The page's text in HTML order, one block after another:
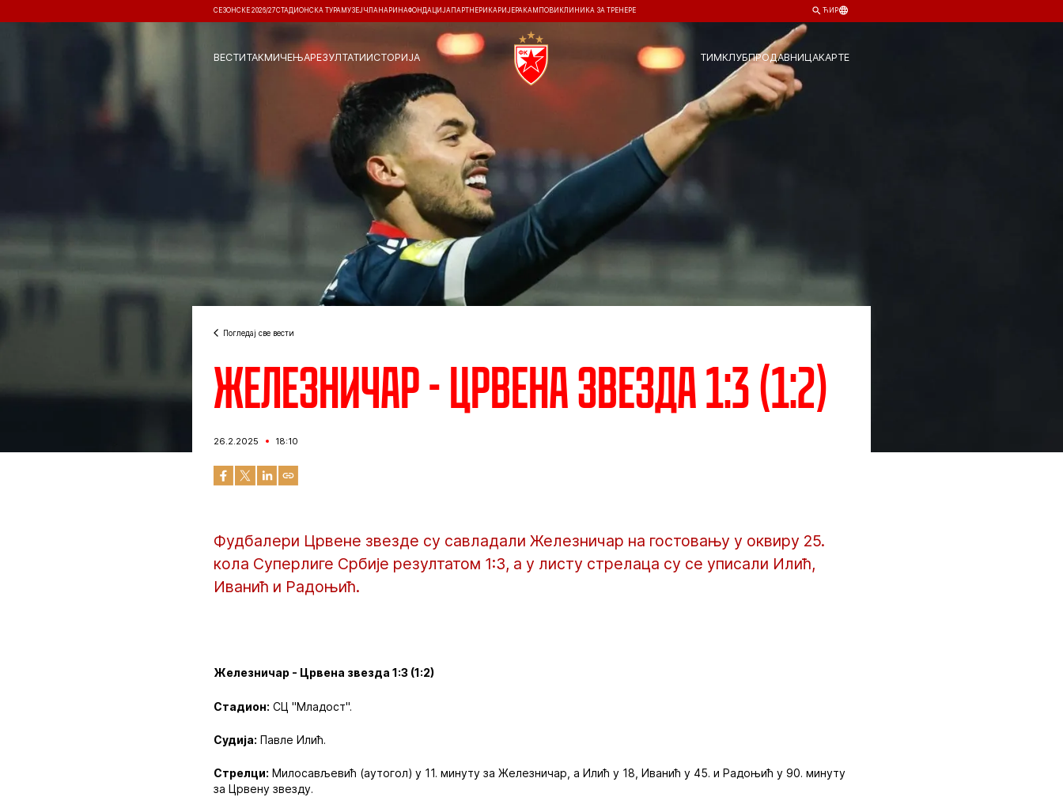
СЕЗОНСКЕ 2026/27СТАДИОНСКА ТУРА МУЗЕЈ ЧЛАНАРИНАФОНДАЦИЈА ПАРТНЕРИ КАРИЈЕРА КАМПОВИ КЛИНИКА ЗА ТРЕНЕРЕ ЋИР
ВЕСТИТАКМИЧЕЊАРЕЗУЛТАТИИСТОРИЈА ТИМКЛУБПРОДАВНИЦАКАРТЕ
Погледај све вести
Железничар - Црвена звезда 1:3 (1:2)
26.2.2025 18:10
Фудбалери Црвене звезде су савладали Железничар на гостовању у оквиру 25.
кола Суперлиге Србије резултатом 1:3, а у листу стрелаца су се уписали Илић,
Иванић и Радоњић.
Железничар - Црвена звезда 1:3 (1:2)
Стадион: СЦ "Младост".
Судија: Павле Илић.
Стрелци: Милосављевић (аутогол) у 11. минуту за Железничар, а Илић у 18, Иванић у 45. и Радоњић у 90. минуту
за Црвену звезду.